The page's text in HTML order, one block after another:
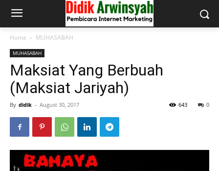
Home MUHASABAH
MUHASABAH
Maksiat Yang Berbuah
(Maksiat Jariyah)
By didik - August 30, 2017 0
643